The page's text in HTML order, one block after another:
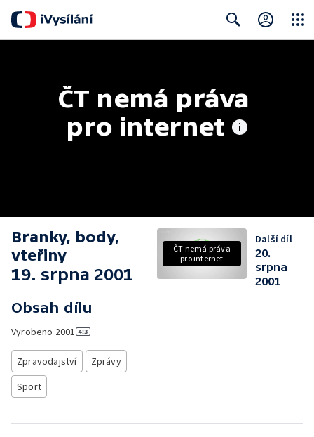
ČT nemá práva
pro internet
Branky, body,
vteřiny
19. srpna 2001
Obsah dílu
Vyrobeno 2001
Zpravodajství
Zprávy
Sport
ČT nemá práva
pro internet
Další díl
20.
srpna
2001